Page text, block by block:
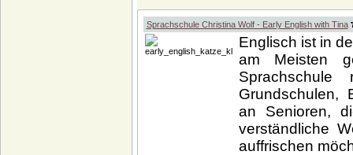
Sprachschule Christina Wolf - Early English with Tina
Englisch ist in
am Meisten
Grundschulen,
an Senioren,
verständliche
auffrischen